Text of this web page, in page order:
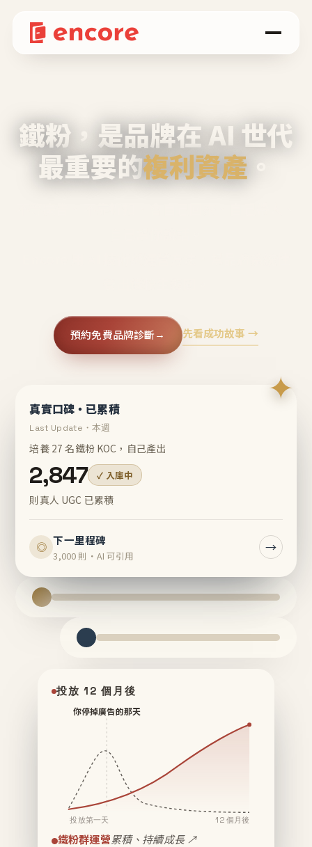
鐵粉，是品牌在 AI 世代
最重要的複利資產 。
預約免費品牌診斷→ 先看成功故事 →
✦
真實口碑・已累積
Last Update・本週
培養 27 名鐵粉 KOC，自己產出
2,847 ✓ 入庫中
則真人 UGC 已累積
◎ 下一里程碑
3,000 則・AI 可引用
→
投放 12 個月後
你停掉廣告的那天
投放第一天 12 個月後
鐵粉群運營累積、持續成長 ↗